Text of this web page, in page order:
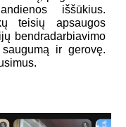
iššūkius.
teisių apsaugos
bendradarbiavimo
ir gerovę.
.